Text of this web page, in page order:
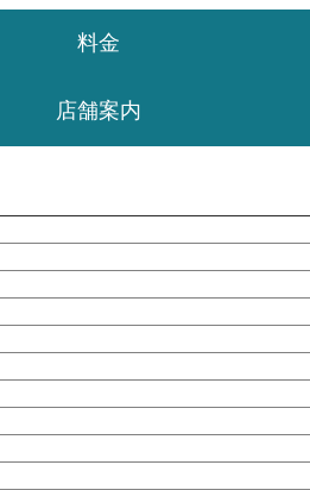
料金
店舗案内